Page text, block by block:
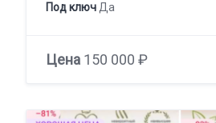
Под ключ Да
Цена 150 000 ₽